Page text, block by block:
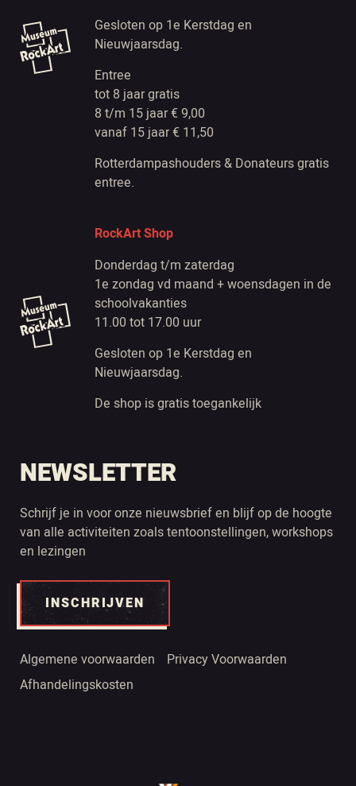
Gesloten op 1e Kerstdag en
Nieuwjaarsdag.
Entree
tot 8 jaar gratis
8 t/m 15 jaar € 9,00
vanaf 15 jaar € 11,50
Rotterdampashouders & Donateurs gratis
entree.
RockArt Shop
Donderdag t/m zaterdag
1e zondag vd maand + woensdagen in de
schoolvakanties
11.00 tot 17.00 uur
Gesloten op 1e Kerstdag en
Nieuwjaarsdag.
De shop is gratis toegankelijk
NEWSLETTER
Schrijf je in voor onze nieuwsbrief en blijf op de hoogte
van alle activiteiten zoals tentoonstellingen, workshops
en lezingen
INSCHRIJVEN
Algemene voorwaarden
Privacy Voorwaarden
Afhandelingskosten